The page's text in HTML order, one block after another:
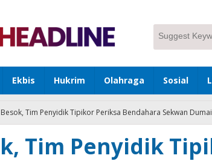
Ekbis Hukrim Olahraga Sosial
Besok, Tim Penyidik Tipikor Periksa Bendahara Sekwan Dumai
Tim Penyidik